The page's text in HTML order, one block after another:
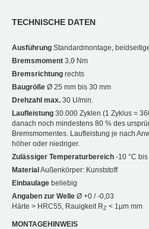
TECHNISCHE DATEN
Ausführung Standardmontage,
Bremsmoment 3,0 Nm
Bremsrichtung rechts
Baugröße Ø 25 mm bis 30 mm
Drehzahl max. 30 U/min.
Laufleistung 30.000 Zyklen (1 Zyklus =
danach noch mindestens 80 % des
Bremsmomentes. Laufleistung je nach
höher oder niedriger.
Zulässiger Temperaturbereich -10 °C bis
MaterialAußenkörper: Kunststoff
Einbaulage beliebig
Angaben zur Welle Ø +0 / -0,03
Härte > HRC55, Rauigkeit RZ < 1µm mm
MONTAGEHINWEIS